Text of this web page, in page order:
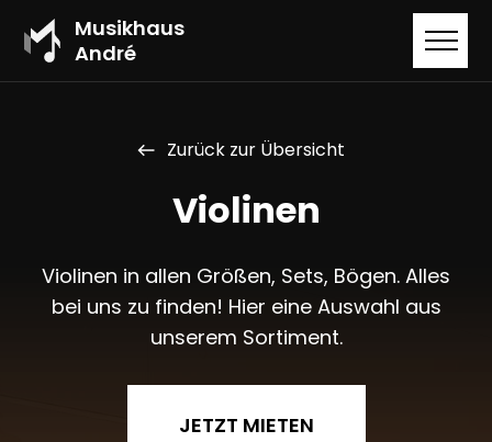
Musikhaus
André
west Zurück zur Übersicht
Violinen
Violinen in allen Größen, Sets, Bögen. Alles
bei uns zu finden! Hier eine Auswahl aus
unserem Sortiment.
JETZT MIETEN